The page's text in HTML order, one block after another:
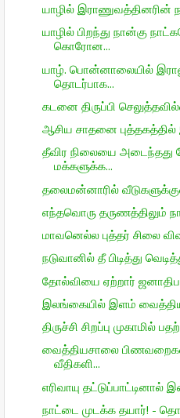
யாழில் இராணுவத்தினரின்
யாழில் பிறந்து நான்கு
கொரோன...
யாழ். பொன்னாலையில்
தொடர்பாக...
கடனை திருப்பி
ஆசிய சாதனை புத்தகத்தில்
தீவிர நிலையை அடைந்தது
மக்களுக்க...
தலைமன்னாரில்
எந்தவொரு தருணத்திலும்
மாவனெல்ல புத்தர் சிலை
நடுவானில் தீ பிடித்து
தோல்வியை ஏற்றார்
இலங்கையில் இளம்
திருச்சி சிறப்பு முகாமில்
வைத்தியசாலை
வீதிகளி...
எரிவாயு
நாட்டை முடக்க தயார்! -